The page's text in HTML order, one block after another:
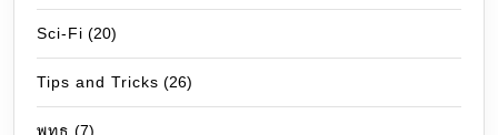
Sci-Fi (20)
Tips and Tricks (26)
พุทธ (7)